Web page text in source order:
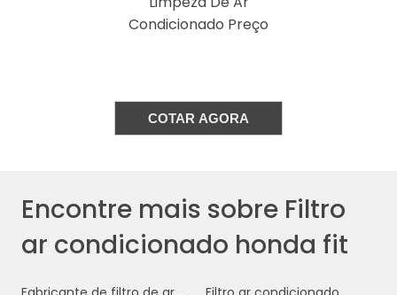
especificações recomendadas pelo
corretamente e funcione de maneira eficaz.
e têm uma vida útil mais longa. Alguns filtros
possuem camadas de carvão ativado, que
são excelentes para eliminar odores e filtrar
Condicionado Preço
COTAR AGORA
Encontre mais sobre Filtro
ar condicionado honda fit